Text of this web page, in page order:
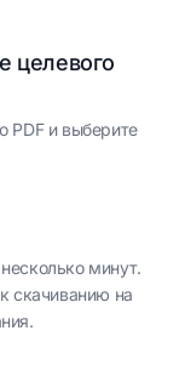
целевого
PDF и выберите
минут.
скачиванию на